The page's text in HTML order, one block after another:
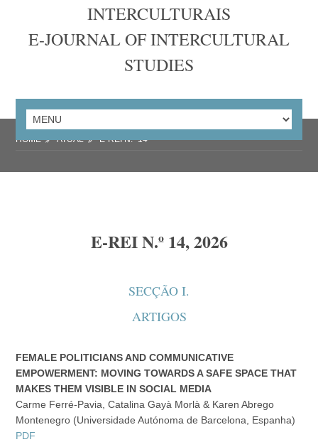
INTERCULTURAIS
E-JOURNAL OF INTERCULTURAL
STUDIES
HOME ATUAL E-REI N.º 14
E-REI N.º 14, 2026
SECÇÃO I.
ARTIGOS
FEMALE POLITICIANS AND COMMUNICATIVE
EMPOWERMENT: MOVING TOWARDS A SAFE SPACE THAT
MAKES THEM VISIBLE IN SOCIAL MEDIA
Carme Ferré-Pavia, Catalina Gayà Morlà & Karen Abrego
Montenegro (Universidade Autónoma de Barcelona, Espanha)
PDF